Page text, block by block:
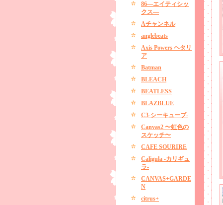
86―エイティシッ
クス―
Aチャンネル
anglebeats
Axis Powers ヘタリ
ア
Batman
BLEACH
BEATLESS
BLAZBLUE
C3-シーキューブ-
Canvas2 〜虹色の
スケッチ〜
CAFE SOURIRE
Caligula -カリギュ
ラ-
CANVAS+GARDE
N
citrus+